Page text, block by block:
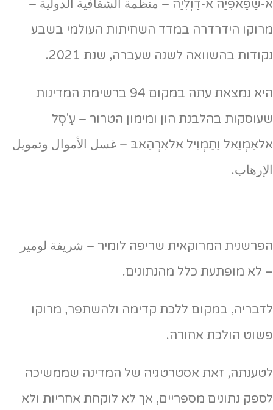
א-שַפַאפִיַה א-דַוְלִיַה – منظمة الشفافية الدولية –
מרוקו הידרדרה במדד השחיתות העולמי בשבע
נקודות בהשוואה לשנה שעברה, שנת 2021.
היא נמצאת עתה במקום 94 ברשימת המדינות
שעוסקות בהלבנת הון ומימון הטרור – עַ'סְל
אלאַמְוַאל וַתַמְוִיל אלאִרְהַאבּ – غسل الأموال وتمويل
الإرهاب.
הפרשנית המרוקאית שריפה לומיר – شريفة لومير
– לא מופתעת כלל מהנתונים.
לדבריה, במקום ללכת קדימה ולהשתפר, מרוקו
פשוט הולכת אחורה.
לטענתה, זאת אסטרטגיה של המדינה שממשיכה
לספק נתונים מספריים, אך לא לוקחת אחריות ולא